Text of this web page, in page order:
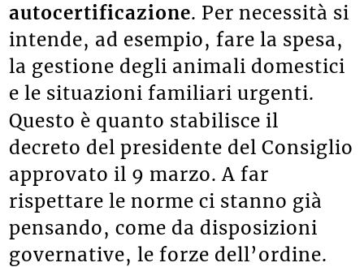
autocertificazione. Per necessità si
intende, ad esempio, fare la spesa,
la gestione degli animali domestici
e le situazioni familiari urgenti.
Questo è quanto stabilisce il
decreto del presidente del Consiglio
approvato il 9 marzo. A far
rispettare le norme ci stanno già
pensando, come da disposizioni
governative, le forze dell’ordine.